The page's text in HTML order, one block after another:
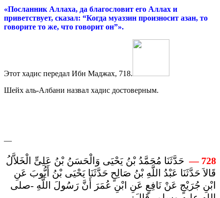
«Посланник Аллаха, да благословит его Аллах и
приветствует, сказал: “Когда муаззин произносит азан, то
говорите то же, что говорит он”».
Этот хадис передал Ибн Маджах, 718.
Шейх аль-Албани назвал хадис достоверным.
—
728
—حَدَّثَنَا مُحَمَّدُ بْنُ يَحْيَى وَالْحَسَنُ بْنُ عَلِىٍّ الْخَلاَّلُ
قَالاَ حَدَّثَنَا عَبْدُ اللَّهِ بْنُ صَالِحٍ حَدَّثَنَا يَحْيَى بْنُ أَيُّوبَ عَنِ
ابْنِ جُرَيْجٍ عَنْ نَافِعٍ عَنِ ابْنِ عُمَرَ أَنَّ رَسُولَ اللَّهِ -صلى